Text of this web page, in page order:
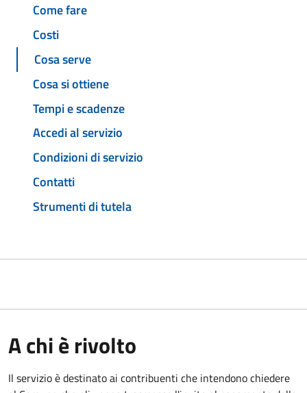
Come fare
Costi
Cosa serve
Cosa si ottiene
Tempi e scadenze
Accedi al servizio
Condizioni di servizio
Contatti
Strumenti di tutela
A chi è rivolto
Il servizio è destinato ai contribuenti che intendono chiedere